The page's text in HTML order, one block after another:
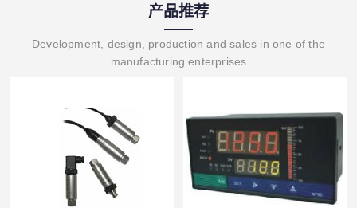
产品推荐
Development, design, production and sales in one of the
manufacturing enterprises